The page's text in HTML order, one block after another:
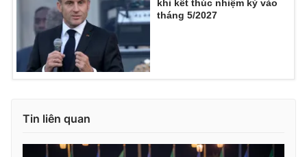
Ðiện thoại Thời báo VTV:024.66 897 897
Email:toasoan@vtv.vn
Liên hệ quảng cáo:
024-7300.7108
khi kết thúc nhiệm kỳ vào
tháng 5/2027
Tin liên quan